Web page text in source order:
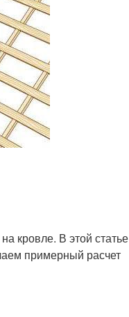
кровле. В этой статье
примерный расчет